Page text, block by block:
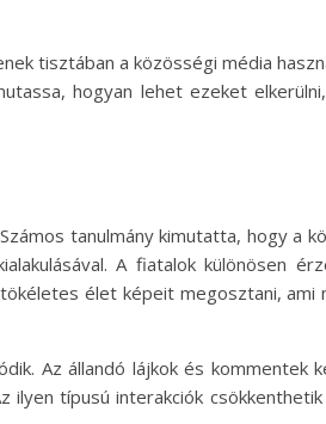
tisztában a közösségi média
hogyan lehet ezeket
tanulmány kimutatta, hogy a
A fiatalok különösen
élet képeit megosztani, ami
Az állandó lájkok és kommentek
ilyen típusú interakciók